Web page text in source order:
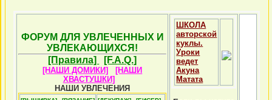
ФОРУМ ДЛЯ УВЛЕЧЕННЫХ И
УВЛЕКАЮЩИХСЯ!
[Правила]
[F.A.Q.]
[НАШИ ДОМИКИ]
[НАШИ
ХВАСТУШКИ]
НАШИ УВЛЕЧЕНИЯ
ШКОЛА
авторской
куклы.
Уроки
ведет
Акуна
Матата